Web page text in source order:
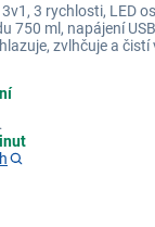
3 rychlosti, LED
750 ml, napájení
zvlhčuje a čistí